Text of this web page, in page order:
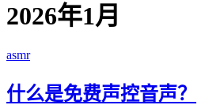
2026年1月
asmr
什么是免费声控音声？